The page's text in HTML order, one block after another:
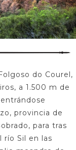
do Courel,
a 1.500 m de
provincia de
para tras
río Sil en las